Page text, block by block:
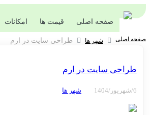
صفحه اصلی قیمت ها امکانات
صفحه اصلی شهر ها طراحی سایت در ارم
طراحی سایت در ارم
6/شهریور/1404 شهر ها